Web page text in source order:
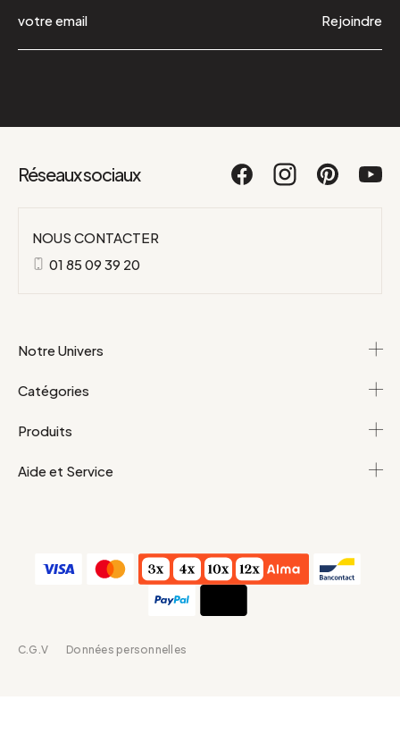
Rejoindre
Réseaux sociaux
NOUS CONTACTER
01 85 09 39 20
Notre Univers
Catégories
Produits
Aide et Service
C.G.V Données personnelles